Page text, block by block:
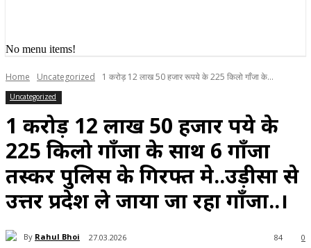
No menu items!
Home Uncategorized 1 करोड़ 12 लाख 50 हजार रूपये के 225 किलो गाँजा के...
Uncategorized
1 करोड़ 12 लाख 50 हजार रूपये के
225 किलो गाँजा के साथ 6 गाँजा
तस्कर पुलिस के गिरफ्त मे..उड़ीसा से
उत्तर प्रदेश ले जाया जा रहा गाँजा..।
By Rahul Bhoi 27.03.2026 0
84